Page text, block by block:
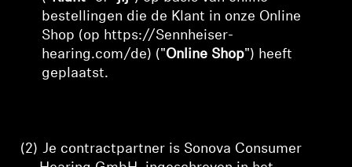
bestellingen die de Klant in onze Online
Shop (op https://Sennheiser-
hearing.com/de) ("Online Shop") heeft
geplaatst.
(2) Je contractpartner is Sonova Consumer